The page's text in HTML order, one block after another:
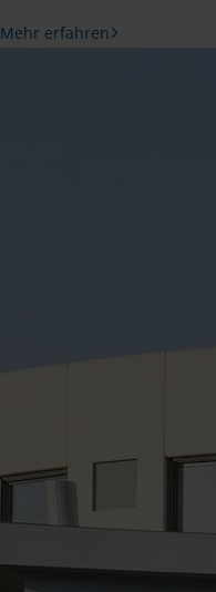
Mehr erfahren